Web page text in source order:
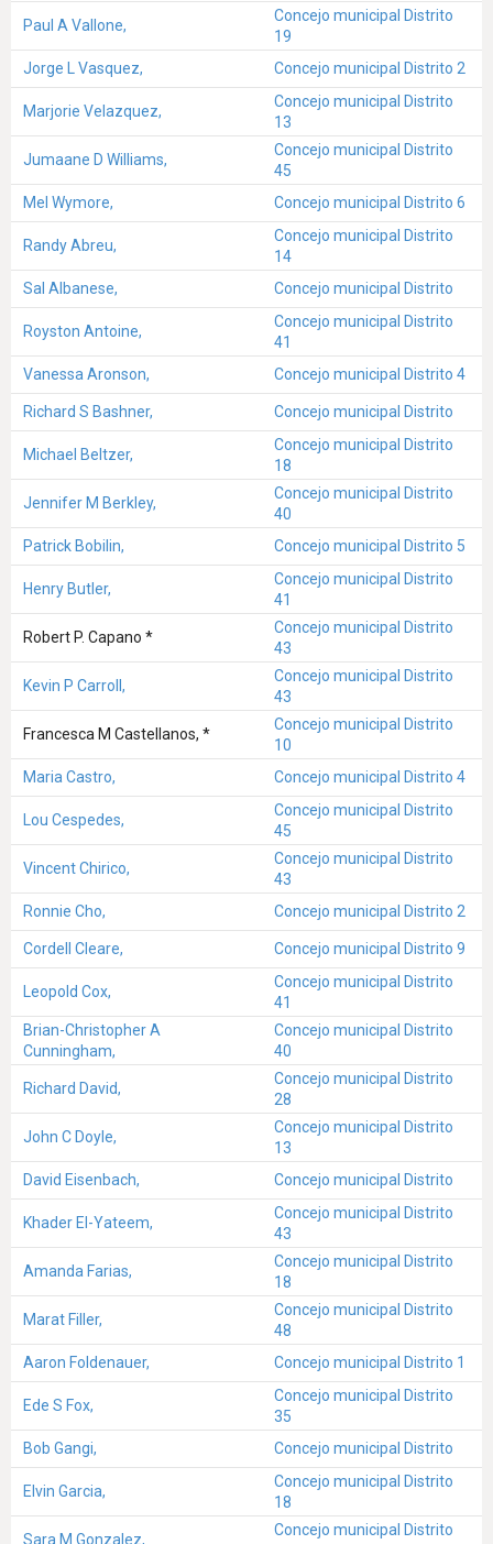
Paul A Vallone,
Concejo municipal Distrito
19
Jorge L Vasquez,
Concejo municipal Distrito 2
Marjorie Velazquez,
Concejo municipal Distrito
13
Jumaane D Williams,
Concejo municipal Distrito
45
Mel Wymore,
Concejo municipal Distrito 6
Randy Abreu,
Concejo municipal Distrito
14
Sal Albanese,
Concejo municipal Distrito
Royston Antoine,
Concejo municipal Distrito
41
Vanessa Aronson,
Concejo municipal Distrito 4
Richard S Bashner, Concejo municipal Distrito
Michael Beltzer,
Concejo municipal Distrito
18
Jennifer M Berkley,
Concejo municipal Distrito
40
Patrick Bobilin,
Concejo municipal Distrito 5
Henry Butler,
Concejo municipal Distrito
41
Robert P. Capano *
Concejo municipal Distrito
43
Kevin P Carroll,
Concejo municipal Distrito
43
Francesca M Castellanos, *
Concejo municipal Distrito
10
Maria Castro,
Concejo municipal Distrito 4
Lou Cespedes,
Concejo municipal Distrito
45
Vincent Chirico,
Concejo municipal Distrito
43
Ronnie Cho,
Concejo municipal Distrito 2
Cordell Cleare, Concejo municipal Distrito 9
Leopold Cox,
Concejo municipal Distrito
41
Brian-Christopher A
Cunningham,
Concejo municipal Distrito
40
Richard David,
Concejo municipal Distrito
28
John C Doyle,
Concejo municipal Distrito
13
David Eisenbach,
Concejo municipal Distrito
Khader El-Yateem,
Concejo municipal Distrito
43
Amanda Farias,
Concejo municipal Distrito
18
Marat Filler,
Concejo municipal Distrito
48
Aaron Foldenauer,
Concejo municipal Distrito 1
Ede S Fox,
Concejo municipal Distrito
35
Bob Gangi,
Concejo municipal Distrito
Elvin Garcia,
Concejo municipal Distrito
18
Sara M Gonzalez,
Concejo municipal Distrito